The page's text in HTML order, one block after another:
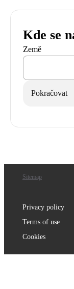
Kde se
Země
Pokračovat
Sitemap
Privacy policy
Terms of use
Cookies